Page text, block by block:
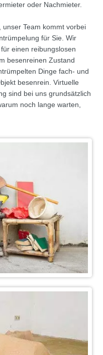
oder Nachmieter.
Team kommt vorbei
für Sie. Wir
einen reibungslosen
besenreinen Zustand
Dinge fach- und
besenrein. Virtuelle
sind bei uns grundsätzlich
noch lange warten,